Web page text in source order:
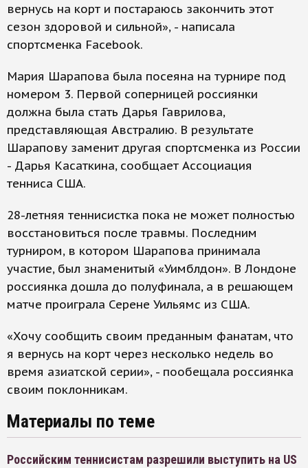
вернусь на корт и постараюсь закончить этот
сезон здоровой и сильной», - написала
спортсменка Facebook.
Мария Шарапова была посеяна на турнире под
номером 3. Первой соперницей россиянки
должна была стать Дарья Гаврилова,
представляющая Австралию. В результате
Шарапову заменит другая спортсменка из России
- Дарья Касаткина, сообщает Ассоциация
тенниса США.
28-летняя теннисистка пока не может полностью
восстановиться после травмы. Последним
турниром, в котором Шарапова принимала
участие, был знаменитый «Уимблдон». В Лондоне
россиянка дошла до полуфинала, а в решающем
матче проиграла Серене Уильямс из США.
«Хочу сообщить своим преданным фанатам, что
я вернусь на корт через несколько недель во
время азиатской серии», - пообещала россиянка
своим поклонникам.
Материалы по теме
Российским теннисистам разрешили выступить на US